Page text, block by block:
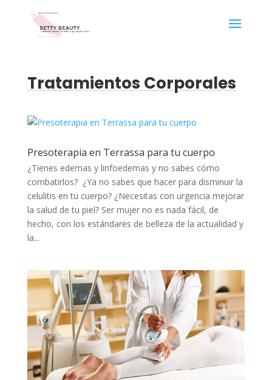
Tratamientos Corporales
Presoterapia en Terrassa para tu cuerpo
¿Tienes edemas y linfoedemas y no sabes cómo
combatirlos? ¿Ya no sabes que hacer para disminuir la
celulitis en tu cuerpo? ¿Necesitas con urgencia mejorar
la salud de tu piel? Ser mujer no es nada fácil, de
hecho, con los estándares de belleza de la actualidad y
la...